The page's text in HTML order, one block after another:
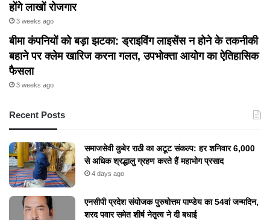
होंगे लाखों रोजगार
3 weeks ago
बीमा कंपनियों को बड़ा झटका: ड्राइविंग लाइसेंस न होने के तकनीकी
बहाने पर क्लेम खारिज करना गलत, उपभोक्ता आयोग का ऐतिहासिक
फैसला
3 weeks ago
Recent Posts
समाजसेवी कुबेर राठी का अटूट संकल्प: हर शनिवार 6,000
से अधिक श्रद्धालु ग्रहण करते हैं महाभोग प्रसाद
4 days ago
एनसीपी प्रदेश संयोजक पुरुषोत्तम पाण्डेय का 54वां जन्मदिन,
शरद पवार समेत शीर्ष नेतृत्व ने दी बधाई